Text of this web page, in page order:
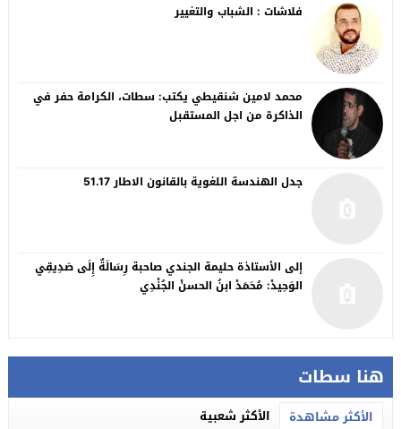
هنا سطات
الأكثر مشاهدة الأكثر شعبية
فلاشات : الشباب والتغيير
محمد لامين شنقيطي يكتب: سطات، الكرامة حفر في
الذاكرة من اجل المستقبل
جدل الهندسة اللغوية بالقانون الاطار 51.17
إلى الأستاذة حليمة الجندي صاحبة رِسَالَةٌ إِلَى صَدِيقِي
الوَحِيدْ: مُحَمَدْ ابنُ الحسنْ الجُنْدِي